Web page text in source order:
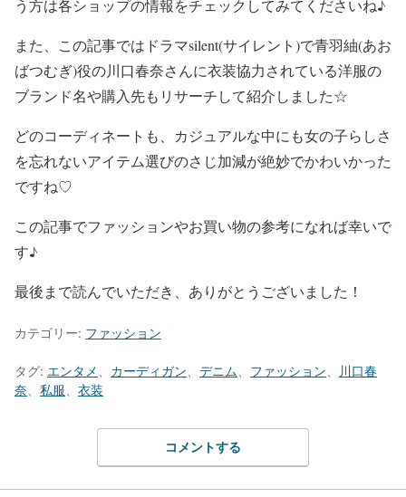
う方は各ショップの情報をチェック してみてくださいね♪
また、この記事では ドラマsilent(サイレント)で青羽紬(あお
ばつむぎ)役の川口春奈さんに衣装協力されている洋服の
ブランド名や購入先もリサーチして紹介しました☆
どのコーディネートも、 カジュアルな中にも女の子らしさ
を忘れないアイテム選びのさじ加減が絶妙でかわいかった
ですね♡
この記事でファッションやお買い物の参考になれば幸いで
す♪
最後まで読んでいただき、ありがとうございました！
カテゴリー: ファッション
タグ: エンタメ、 カーディガン、 デニム、 ファッション、
川口春
奈、 私服、 衣装
コメントする